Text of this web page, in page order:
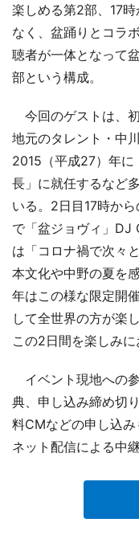
楽しめる第2部、17
なく、盆踊りとコラ
聴者が一体となって
部という構成。
今回のゲストは、
地元のタレント・中
2015（平成27）年
長」に就任するなど
いる。2日目17時か
で「盆ジョヴィ」DJ
は「コロナ禍で次々
本文化や中野の夏を
年はこの様な限定開
して全世界の方が楽
この2日間を楽しみに
イベント現地への
典、申し込み締め切
料CMなどの申し込
ネット配信による中